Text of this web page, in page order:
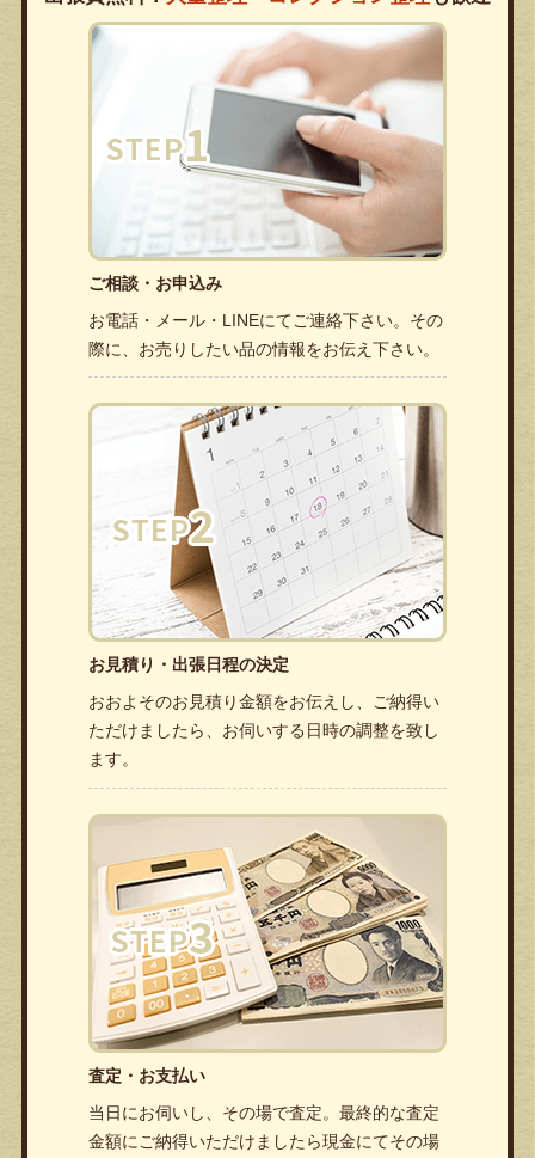
ご相談・お申込み
お電話・メール・LINEにてご連絡下さい。その
際に、お売りしたい品の情報をお伝え下さい。
お見積り・出張日程の決定
おおよそのお見積り金額をお伝えし、ご納得い
ただけましたら、お伺いする日時の調整を致し
ます。
査定・お支払い
当日にお伺いし、その場で査定。最終的な査定
金額にご納得いただけましたら現金にてその場